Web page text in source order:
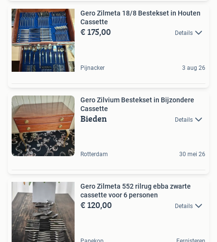
Gero Zilmeta 18/8 Bestekset in Houten
Cassette
€ 175,00 Details
Pijnacker 3 aug 26
Gero Zilvium Bestekset in Bijzondere
Cassette
Bieden Details
Rotterdam 30 mei 26
Gero Zilmeta 552 rilrug ebba zwarte
cassette voor 6 personen
€ 120,00 Details